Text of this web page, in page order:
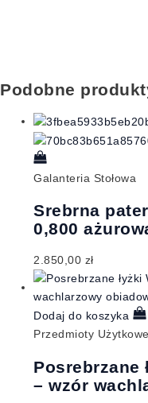
Podobne
Galanteria Stołowa
Srebrna
0,800
2.850,00 zł
Dodaj do koszyka
Przedmioty Użytkowe
Posrebrzane
– wzór